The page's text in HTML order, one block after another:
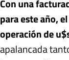
Con una
para este año,
operación de
apalancada